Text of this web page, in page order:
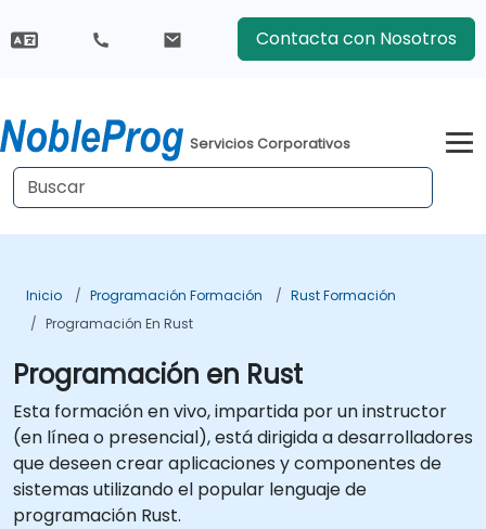
Contacta con Nosotros
Servicios Corporativos
Inicio Programación Formación
Rust Formación
Programación En Rust
Programación en Rust
Esta formación en vivo, impartida por un instructor
(en línea o presencial), está dirigida a desarrolladores
que deseen crear aplicaciones y componentes de
sistemas utilizando el popular lenguaje de
programación Rust.